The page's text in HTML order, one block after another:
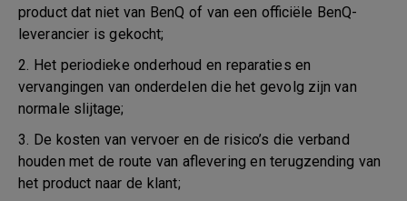
product dat niet van BenQ of van een officiële BenQ-
leverancier is gekocht;
2. Het periodieke onderhoud en reparaties en
vervangingen van onderdelen die het gevolg zijn van
normale slijtage;
3. De kosten van vervoer en de risico’s die verband
houden met de route van aflevering en terugzending van
het product naar de klant;